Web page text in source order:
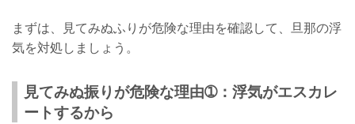
まずは、見てみぬふりが危険な理由を確認して、旦那の浮
気を対処しましょう。
見てみぬ振りが危険な理由➀：浮気がエスカレ
ートするから